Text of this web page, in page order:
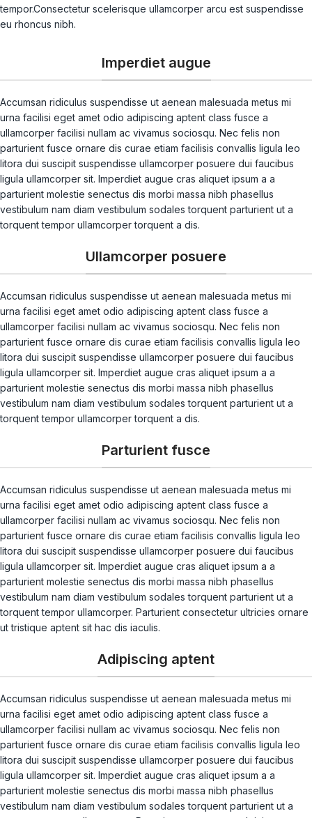
tempor.Consectetur scelerisque ullamcorper arcu est suspendisse
eu rhoncus nibh.
Imperdiet augue
Accumsan ridiculus suspendisse ut aenean malesuada metus mi
urna facilisi eget amet odio adipiscing aptent class fusce a
ullamcorper facilisi nullam ac vivamus sociosqu. Nec felis non
parturient fusce ornare dis curae etiam facilisis convallis ligula leo
litora dui suscipit suspendisse ullamcorper posuere dui faucibus
ligula ullamcorper sit. Imperdiet augue cras aliquet ipsum a a
parturient molestie senectus dis morbi massa nibh phasellus
vestibulum nam diam vestibulum sodales torquent parturient ut a
torquent tempor ullamcorper torquent a dis.
Ullamcorper posuere
Accumsan ridiculus suspendisse ut aenean malesuada metus mi
urna facilisi eget amet odio adipiscing aptent class fusce a
ullamcorper facilisi nullam ac vivamus sociosqu. Nec felis non
parturient fusce ornare dis curae etiam facilisis convallis ligula leo
litora dui suscipit suspendisse ullamcorper posuere dui faucibus
ligula ullamcorper sit. Imperdiet augue cras aliquet ipsum a a
parturient molestie senectus dis morbi massa nibh phasellus
vestibulum nam diam vestibulum sodales torquent parturient ut a
torquent tempor ullamcorper torquent a dis.
Parturient fusce
Accumsan ridiculus suspendisse ut aenean malesuada metus mi
urna facilisi eget amet odio adipiscing aptent class fusce a
ullamcorper facilisi nullam ac vivamus sociosqu. Nec felis non
parturient fusce ornare dis curae etiam facilisis convallis ligula leo
litora dui suscipit suspendisse ullamcorper posuere dui faucibus
ligula ullamcorper sit. Imperdiet augue cras aliquet ipsum a a
parturient molestie senectus dis morbi massa nibh phasellus
vestibulum nam diam vestibulum sodales torquent parturient ut a
torquent tempor ullamcorper. Parturient consectetur ultricies ornare
ut tristique aptent sit hac dis iaculis.
Adipiscing aptent
Accumsan ridiculus suspendisse ut aenean malesuada metus mi
urna facilisi eget amet odio adipiscing aptent class fusce a
ullamcorper facilisi nullam ac vivamus sociosqu. Nec felis non
parturient fusce ornare dis curae etiam facilisis convallis ligula leo
litora dui suscipit suspendisse ullamcorper posuere dui faucibus
ligula ullamcorper sit. Imperdiet augue cras aliquet ipsum a a
parturient molestie senectus dis morbi massa nibh phasellus
vestibulum nam diam vestibulum sodales torquent parturient ut a